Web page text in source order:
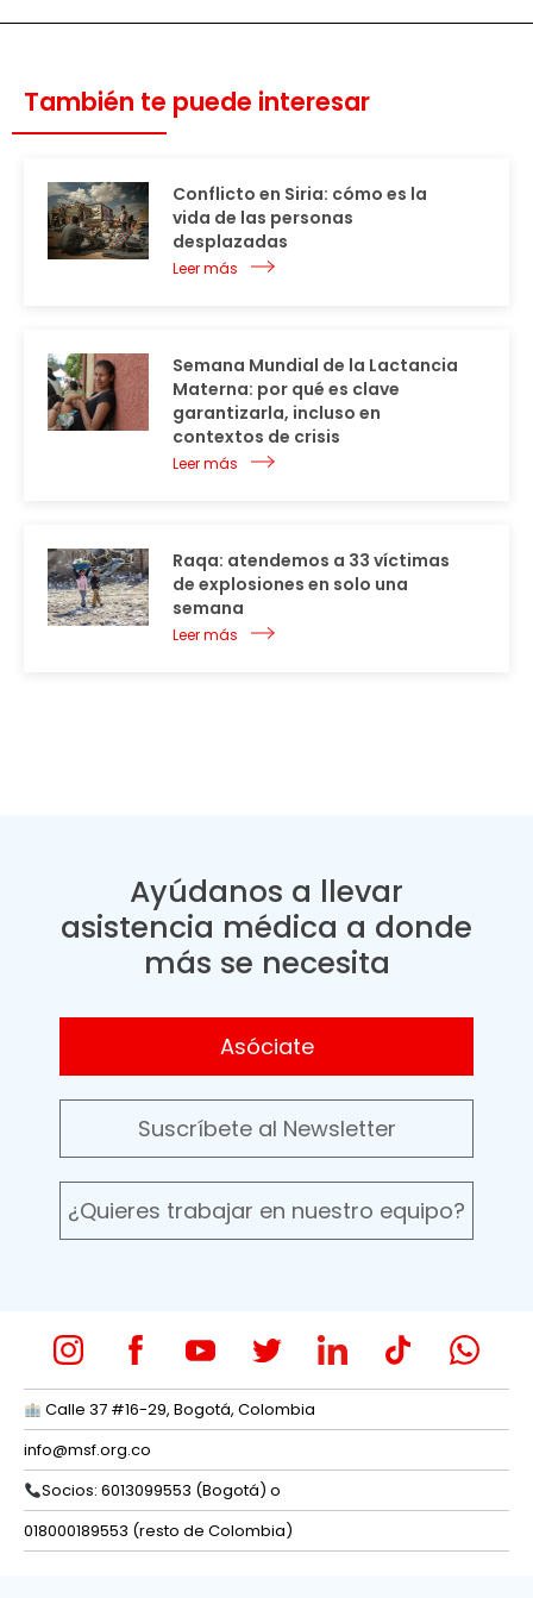
También te puede interesar
Conflicto en Siria: cómo es la
vida de las personas
desplazadas
Leer más
Semana Mundial de la Lactancia
Materna: por qué es clave
garantizarla, incluso en
contextos de crisis
Leer más
Raqa: atendemos a 33 víctimas
de explosiones en solo una
semana
Leer más
Ayúdanos a llevar
asistencia médica a donde
más se necesita
Asóciate
Suscríbete al Newsletter
¿Quieres trabajar en nuestro equipo?
Calle 37 #16-29, Bogotá, Colombia
info@msf.org.co
Socios: 6013099553 (Bogotá) o
018000189553 (resto de Colombia)